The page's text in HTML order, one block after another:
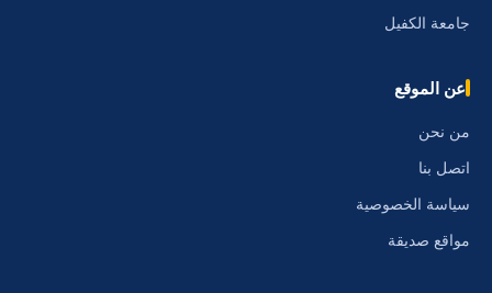
جامعة الكفيل
عن الموقع
من نحن
اتصل بنا
سياسة الخصوصية
مواقع صديقة